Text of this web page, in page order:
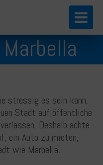
Español
stressig es sein kann,
Stadt auf öffentliche
Deshalb achte
ein Auto zu mieten,
wie Marbella.